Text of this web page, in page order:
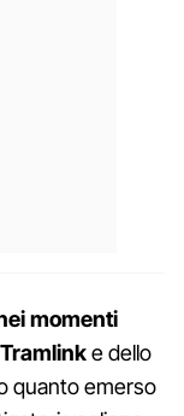
momenti
e dello
quanto emerso